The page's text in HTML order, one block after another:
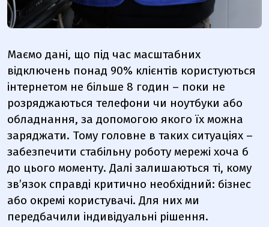
Маємо дані, що під час масштабних
відключень понад 90% клієнтів користуються
інтернетом не більше 8 годин – поки не
розряджаються телефони чи ноутбуки або
обладнання, за допомогою якого їх можна
заряджати. Тому головне в таких ситуаціях –
забезпечити стабільну роботу мережі хоча б
до цього моменту. Далі залишаються ті, кому
зв’язок справді критично необхідний: бізнес
або окремі користувачі. Для них ми
передбачили індивідуальні рішення.